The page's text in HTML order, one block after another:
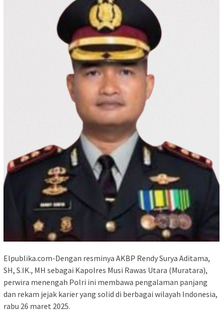
Elpublika.com-Dengan resminya AKBP Rendy Surya Aditama,
SH, S.IK., MH sebagai Kapolres Musi Rawas Utara (Muratara),
perwira menengah Polri ini membawa pengalaman panjang
dan rekam jejak karier yang solid di berbagai wilayah Indonesia,
rabu 26 maret 2025.